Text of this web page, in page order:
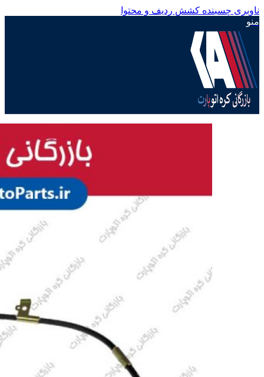
ناوبری چسبنده کشش ردیف و محتوا
منو